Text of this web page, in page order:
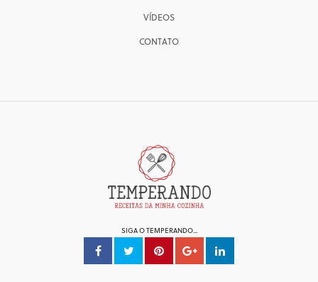
VÍDEOS
CONTATO
SIGA O TEMPERANDO...